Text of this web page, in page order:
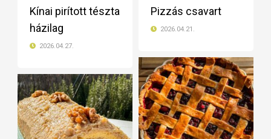
Kínai pirított tészta
házilag
2026.04.27.
Pizzás csavart
2026.04.21.